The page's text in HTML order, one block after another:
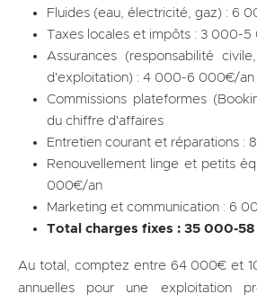
Fluides (eau, électricité, gaz) : 6
Taxes locales et impôts : 3 000-
Assurances (responsabilité
d'exploitation) : 4 000-6 000€/an
Commissions plateformes
du chiffre d'affaires
Entretien courant et réparations :
Renouvellement linge et petits
000€/an
Marketing et communication : 6
Total charges fixes : 35 000-
Au total, comptez entre 64 000€ et
annuelles pour une exploitation